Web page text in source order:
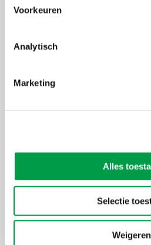
Voorkeuren
Analytisch
Marketing
Alles
Selectie
Weigeren
van ongeveer 30 à 45 minuten;
gratis, maar inschrijven is
Je geeft op voorhand al enkele
Zo matchen wij jou aan de juiste
Boek je gesprek tijdens onze